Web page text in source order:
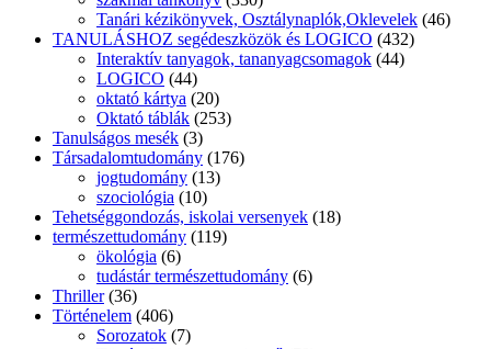
Tanári kézikönyvek, Osztálynaplók,Oklevelek (46)
TANULÁSHOZ segédeszközök és LOGICO (432)
Interaktív tanyagok, tananyagcsomagok (44)
LOGICO (44)
oktató kártya (20)
Oktató táblák (253)
Tanulságos mesék (3)
Társadalomtudomány (176)
jogtudomány (13)
szociológia (10)
Tehetséggondozás, iskolai versenyek (18)
természettudomány (119)
ökológia (6)
tudástár természettudomány (6)
Thriller (36)
Történelem (406)
Sorozatok (7)